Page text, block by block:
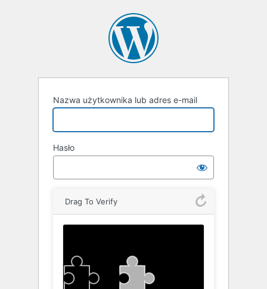
Nazwa użytkownika lub adres e-mail
Hasło
Drag To Verify